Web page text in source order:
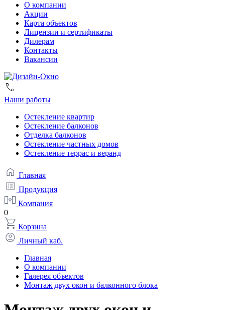
О компании
Акции
Карта объектов
Лицензии и сертификаты
Дилерам
Контакты
Вакансии
Наши работы
Остекление квартир
Остекление балконов
Отделка балконов
Остекление частных домов
Остекление террас и веранд
Главная
Продукция
Компания
0
Корзина
Личный каб.
Главная
О компании
Галерея объектов
Монтаж двух окон и балконного блока